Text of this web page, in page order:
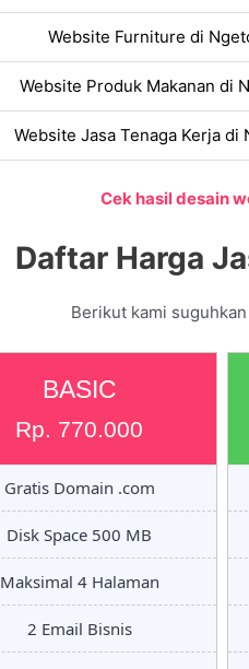
Website Furniture di
Website Produk Makanan di
Website Jasa Tenaga Kerja di
Cek hasil desain
Daftar Harga
Berikut kami
BASIC
Rp. 770.000
Gratis Domain .com
Disk Space 500 MB
Maksimal 4 Halaman
2 Email Bisnis